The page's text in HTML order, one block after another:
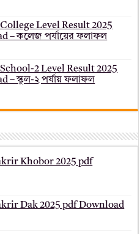
Level Result 2025
– কলেজ পর্যায়ের ফলাফল
2 Level Result 2025
– স্কুল-২ পর্যায় ফলাফল
Khobor 2025 pdf
Dak 2025 pdf Download